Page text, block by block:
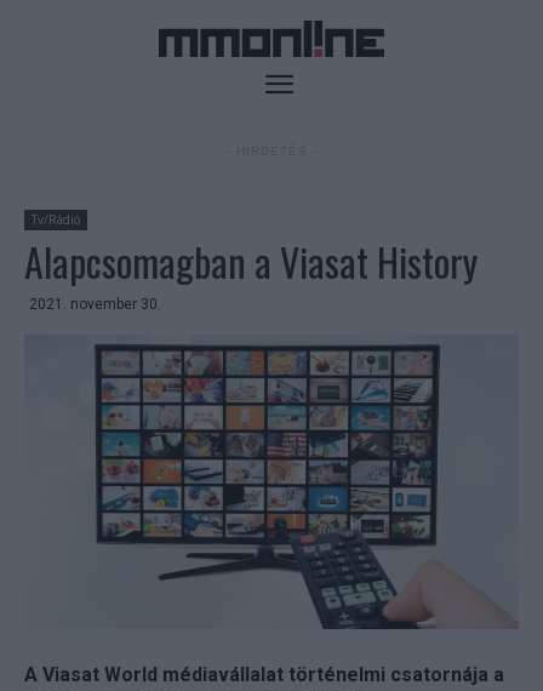
Tv/Rádió
Alapcsomagban a Viasat History
2021. november 30.
A Viasat World médiavállalat történelmi csatornája a